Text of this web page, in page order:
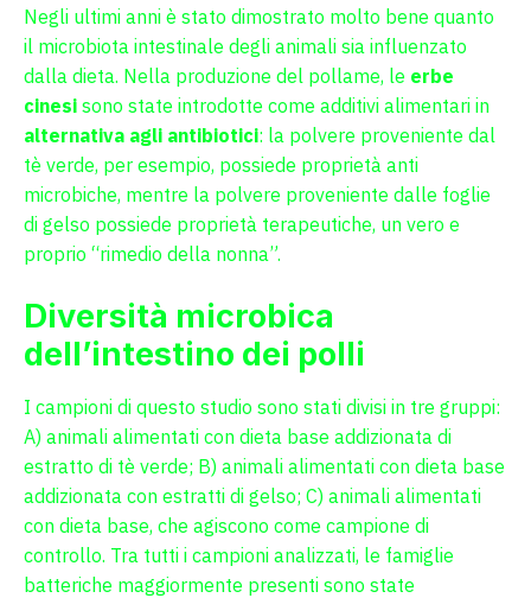
Negli ultimi anni è stato dimostrato molto bene quanto
il microbiota intestinale degli animali sia influenzato
dalla dieta. Nella produzione del pollame, le erbe
cinesi sono state introdotte come additivi alimentari in
alternativa agli antibiotici: la polvere proveniente dal
tè verde, per esempio, possiede proprietà anti
microbiche, mentre la polvere proveniente dalle foglie
di gelso possiede proprietà terapeutiche, un vero e
proprio “rimedio della nonna”.
Diversità microbica
dell’intestino dei polli
I campioni di questo studio sono stati divisi in tre gruppi:
A) animali alimentati con dieta base addizionata di
estratto di tè verde; B) animali alimentati con dieta base
addizionata con estratti di gelso; C) animali alimentati
con dieta base, che agiscono come campione di
controllo. Tra tutti i campioni analizzati, le famiglie
batteriche maggiormente presenti sono state